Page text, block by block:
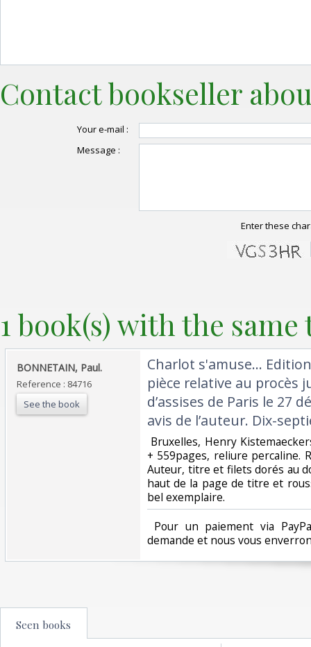
Contact bookseller
Your e-mail :
Message :
Enter these
1 book(s) with the
‎BONNETAIN, Paul.‎
Reference : 84716
See the book
‎Charlot s'amuse...
pièce relative au procès
d’assises de Paris le 27
avis de l’auteur. Dix-
Bruxelles, Henry
+ 559pages, reliure percaline.
Auteur, titre et filets dorés au
haut de la page de titre et
bel exemplaire. ‎
Pour un paiement via
demande et nous vous
Seen books